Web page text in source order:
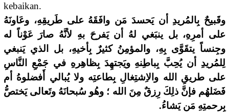
kebaikan.
وقَبيحٌ بِالمُريدِ أن يَحسدَ مَن وافَقَهُ على طَريقِهِ، وعَاونَهُ
على أمرِهِ، بل ينبَغي لهُ أن يَفرحَ بهِ لأنَّهُ صارَ عَوْناً له
وجِنساً يتقَوَّى بِهِ، والمؤمِنُ كثيرٌ بِأخيهِ، بل الذي يَنبغي
لِلمُريدِ أن يُحِبَّ بِباطِنهِ ويَجتهِدَ بِظاهِرهِ في جَمْعِ النَّاسِ
على طريقِ الله والاِشتِغالِ بِطاعتِه ولا يُبالي أَفضلوهُ أم
فَضَلهُم فإنَّ ذلِكَ رِزقٌ مِنَ الله ؛ وهُو سُبحانَهُ وتَعالى يَختصُّ
بِرحمتِهِ مَن يَشاءُ.